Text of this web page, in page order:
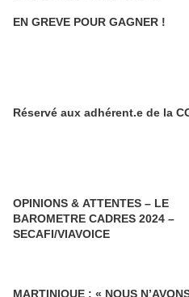
EN GREVE POUR GAGNER !
Réservé aux adhérent.e de la
OPINIONS & ATTENTES – LE
BAROMETRE CADRES 2024 –
SECAFI/VIAVOICE
MARTINIQUE : « NOUS